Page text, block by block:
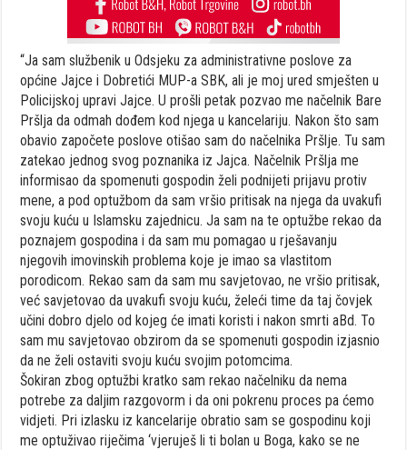
“Ja sam službenik u Odsjeku za administrativne poslove za
općine Jajce i Dobretići MUP-a SBK, ali je moj ured smješten u
Policijskoj upravi Jajce. U prošli petak pozvao me načelnik Bare
Pršlja da odmah dođem kod njega u kancelariju. Nakon što sam
obavio započete poslove otišao sam do načelnika Pršlje. Tu sam
zatekao jednog svog poznanika iz Jajca. Načelnik Pršlja me
informisao da spomenuti gospodin želi podnijeti prijavu protiv
mene, a pod optužbom da sam vršio pritisak na njega da uvakufi
svoju kuću u Islamsku zajednicu. Ja sam na te optužbe rekao da
poznajem gospodina i da sam mu pomagao u rješavanju
njegovih imovinskih problema koje je imao sa vlastitom
porodicom. Rekao sam da sam mu savjetovao, ne vršio pritisak,
već savjetovao da uvakufi svoju kuću, želeći time da taj čovjek
učini dobro djelo od kojeg će imati koristi i nakon smrti aBd. To
sam mu savjetovao obzirom da se spomenuti gospodin izjasnio
da ne želi ostaviti svoju kuću svojim potomcima.
Šokiran zbog optužbi kratko sam rekao načelniku da nema
potrebe za daljim razgovorm i da oni pokrenu proces pa ćemo
vidjeti. Pri izlasku iz kancelarije obratio sam se gospodinu koji
me optuživao riječima ‘vjeruješ li ti bolan u Boga, kako se ne